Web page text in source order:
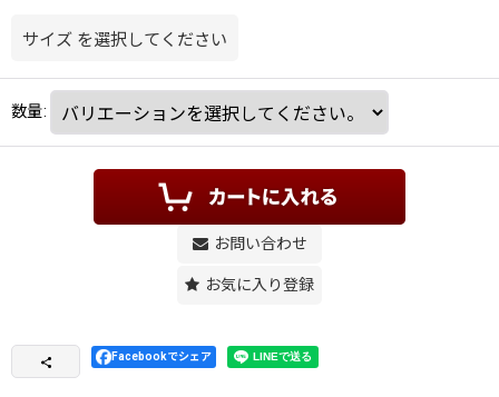
サイズ を選択してください
数量:
お問い合わせ
お気に入り登録
Facebookでシェア